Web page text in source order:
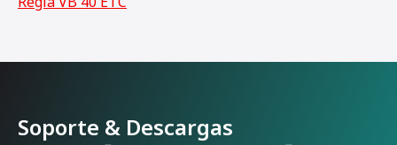
Soporte & Descargas